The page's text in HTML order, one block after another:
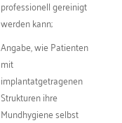
professionell gereinigt
werden kann;
Angabe, wie Patienten
mit
implantatgetragenen
Strukturen ihre
Mundhygiene selbst